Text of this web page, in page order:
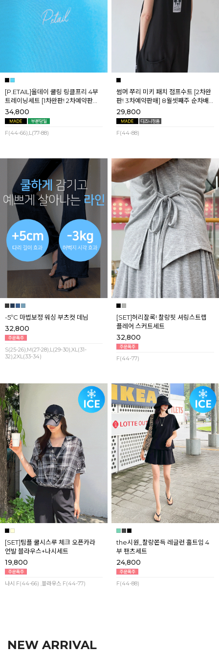
[P.ETAIL]올데이 쿨링 링클프리 4부
트레이닝세트 [1차완판! 2차예약판매]
[블랙L] 8월셋째주 순차배송
34,800
F(44-66),L(77-88)
썸머 쭈리 미키 패치 점프수트 [2차완
판! 3차예약판매] 8월셋째주 순차배
송
29,800
F(44-88)
-5ºC 마법보정 워싱 부츠컷 데님
32,800
S(25-26),M(27-28),L(29-30),XL(31-
32),2XL(33-34)
[SET]허리잘록! 찰랑핏 셔링스트랩
플레어 스커트세트
32,800
F(44-77)
[SET]팀플 쿨시스루 체크 오픈카라
언발 블라우스+나시세트
19,800
나시 F(44-66) ,블라우스 F(44-77)
the시원_찰랑쫀득 레글런 홀트임 4
부 팬츠세트
24,800
F(44-88)
NEW ARRIVAL